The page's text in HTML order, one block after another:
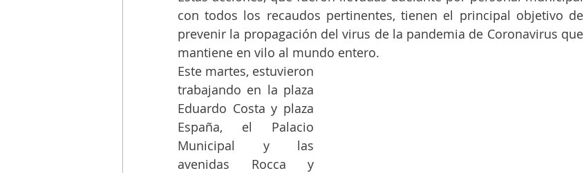
con todos los recaudos pertinentes, tienen el principal objetivo de
prevenir la propagación del virus de la pandemia de Coronavirus que
mantiene en vilo al mundo entero.
Este martes, estuvieron
trabajando en la plaza
Eduardo Costa y plaza
España, el Palacio
Municipal y las
avenidas Rocca y